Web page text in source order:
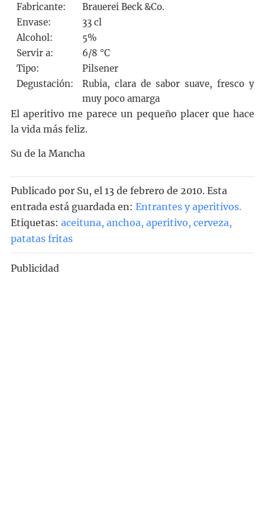
Fabricante:
Brauerei Beck &Co.
Envase:
33 cl
Alcohol:
5%
Servir a:
6/8 °C
Tipo:
Pilsener
Degustación:
Rubia, clara de sabor suave, fresco y
muy poco amarga
El aperitivo me parece un pequeño placer que hace
la vida más feliz.
Su de la Mancha
Publicado por Su, el 13 de febrero de 2010. Esta
entrada está guardada en: Entrantes y aperitivos.
Etiquetas: aceituna, anchoa, aperitivo, cerveza,
patatas fritas
Publicidad